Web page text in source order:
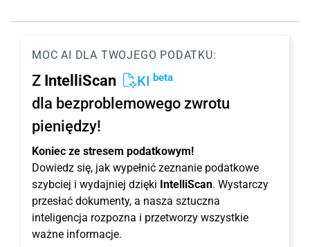
MOC AI DLA TWOJEGO PODATKU:
Z IntelliScan KI beta
dla bezproblemowego zwrotu
pieniędzy!
Koniec ze stresem podatkowym!
Dowiedz się, jak wypełnić zeznanie podatkowe
szybciej i wydajniej dzięki IntelliScan. Wystarczy
przesłać dokumenty, a nasza sztuczna
inteligencja rozpozna i przetworzy wszystkie
ważne informacje.